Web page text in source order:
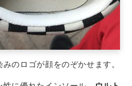
のロゴが顔をのぞかせます。